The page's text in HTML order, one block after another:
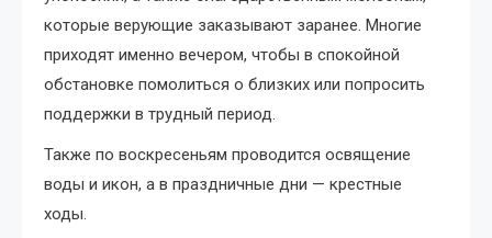
которые верующие заказывают заранее. Многие
приходят именно вечером, чтобы в спокойной
обстановке помолиться о близких или попросить
поддержки в трудный период.
Также по воскресеньям проводится освящение
воды и икон, а в праздничные дни — крестные
ходы.